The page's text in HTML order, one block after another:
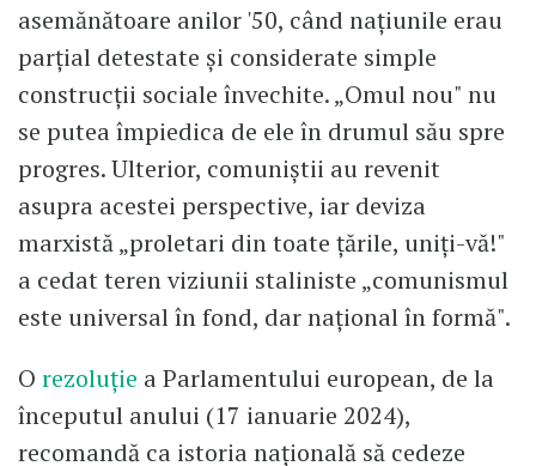
asemănătoare anilor '50, când națiunile erau
parțial detestate și considerate simple
construcții sociale învechite. „Omul nou" nu
se putea împiedica de ele în drumul său spre
progres. Ulterior, comuniștii au revenit
asupra acestei perspective, iar deviza
marxistă „proletari din toate țările, uniți-vă!"
a cedat teren viziunii staliniste „comunismul
este universal în fond, dar național în formă".
O rezoluție a Parlamentului european, de la
începutul anului (17 ianuarie 2024),
recomandă ca istoria națională să cedeze